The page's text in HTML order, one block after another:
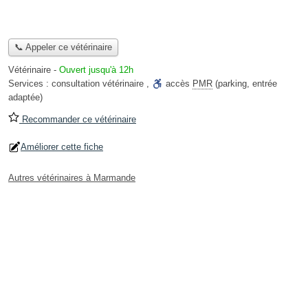
📞 Appeler ce vétérinaire
Vétérinaire - Ouvert jusqu'à 12h
Services : consultation vétérinaire , accès PMR (parking, entrée
adaptée)
Recommander ce vétérinaire
Améliorer cette fiche
Autres vétérinaires à Marmande